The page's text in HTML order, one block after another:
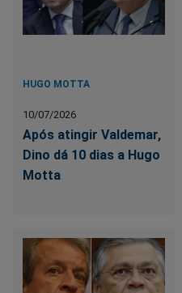
HUGO MOTTA
10/07/2026
Após atingir Valdemar,
Dino dá 10 dias a Hugo
Motta